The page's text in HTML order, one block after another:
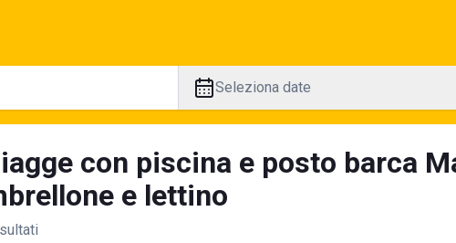
Seleziona date
con piscina e posto barca
e lettino